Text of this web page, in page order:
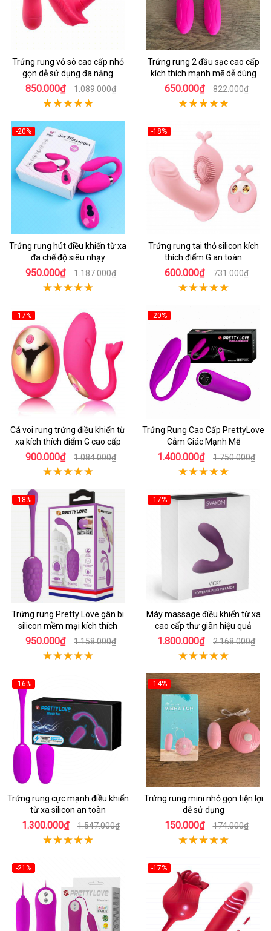
Trứng rung vỏ sò cao cấp nhỏ
gọn dễ sử dụng đa năng
850.000₫ 1.089.000₫
Trứng rung 2 đầu sạc cao cấp
kích thích mạnh mẽ dễ dùng
650.000₫ 822.000₫
-20%
Trứng rung hút điều khiển từ xa
đa chế độ siêu nhạy
950.000₫ 1.187.000₫
-18%
Trứng rung tai thỏ silicon kích
thích điểm G an toàn
600.000₫ 731.000₫
-17%
Cá voi rung trứng điều khiển từ
xa kích thích điểm G cao cấp
900.000₫ 1.084.000₫
-20%
Trứng Rung Cao Cấp PrettyLove
Cảm Giác Mạnh Mẽ
1.400.000₫ 1.750.000₫
-18%
Trứng rung Pretty Love gân bi
silicon mềm mại kích thích
950.000₫ 1.158.000₫
-17%
Máy massage điều khiển từ xa
cao cấp thư giãn hiệu quả
1.800.000₫ 2.168.000₫
-16%
Trứng rung cực mạnh điều khiển
từ xa silicon an toàn
1.300.000₫ 1.547.000₫
-14%
Trứng rung mini nhỏ gọn tiện lợi
dễ sử dụng
150.000₫ 174.000₫
-21% -17%